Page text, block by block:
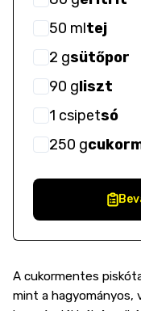
50 mltej
2 gsütőpor
90 gliszt
1 csipetsó
250 g
A cukormentes
mint a hagyományos,